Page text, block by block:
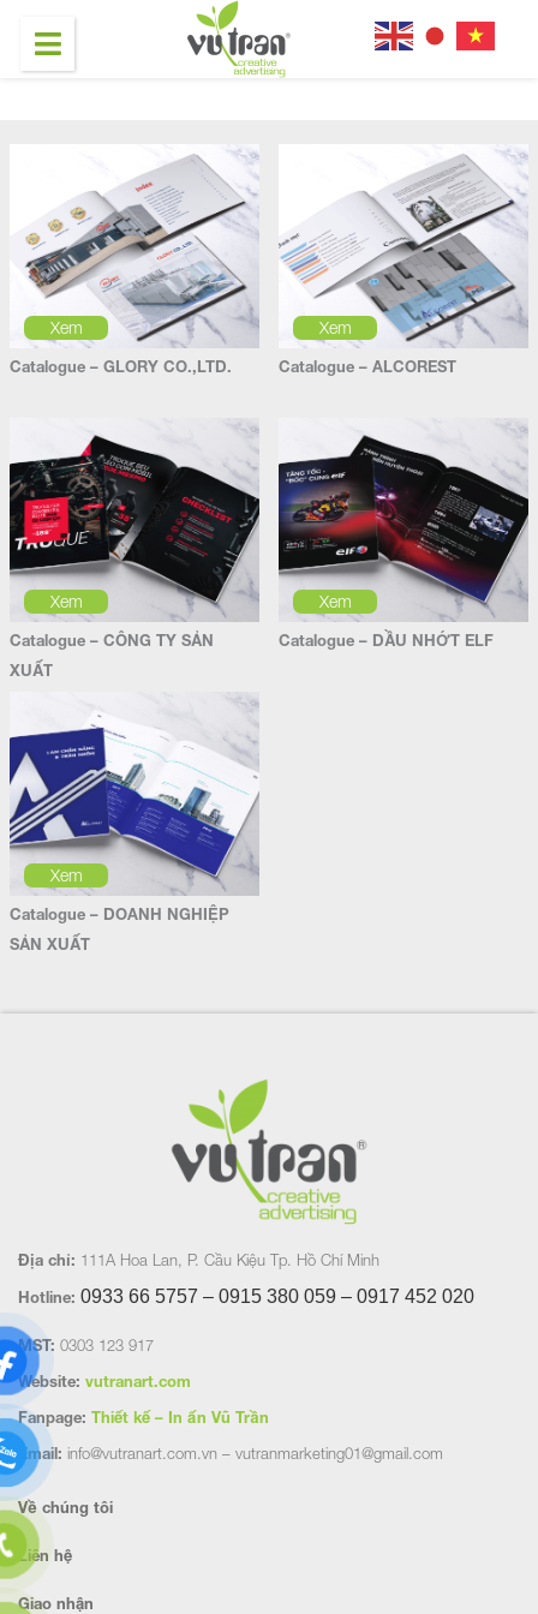
Xem
Catalogue – GLORY CO.,LTD.
Xem
Catalogue – ALCOREST
Xem
Catalogue – CÔNG TY SẢN
XUẤT
Xem
Catalogue – DẦU NHỚT ELF
Xem
Catalogue – DOANH NGHIỆP
SẢN XUẤT
Địa chỉ: 111A Hoa Lan, P. Cầu Kiệu Tp. Hồ Chí Minh
Hotline: 0933 66 5757 – 0915 380 059 – 0917 452 020
MST: 0303 123 917
Website: vutranart.com
Fanpage: Thiết kế – In ấn Vũ Trần
Email: info@vutranart.com.vn – vutranmarketing01@gmail.com
Về chúng tôi
Liên hệ
Giao nhận